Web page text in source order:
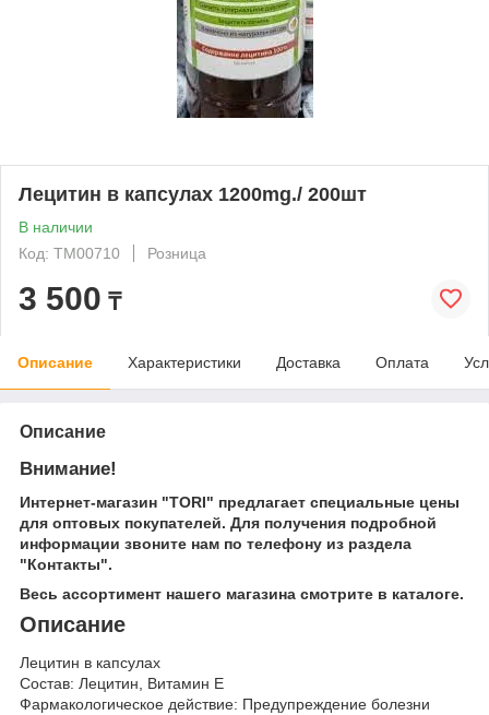
Лецитин в капсулах 1200mg./ 200шт
В наличии
Код: ТМ00710
Розница
3 500 ₸
Описание Характеристики Доставка Оплата
Описание
Внимание!
Интернет-магазин "TORI" предлагает специальные цены
для оптовых покупателей. Для получения подробной
информации звоните нам по телефону из раздела
"Контакты".
Весь ассортимент нашего магазина смотрите в каталоге.
Описание
Лецитин в капсулах
Состав: Лецитин, Витамин Е
Фармакологическое действие: Предупреждение болезни